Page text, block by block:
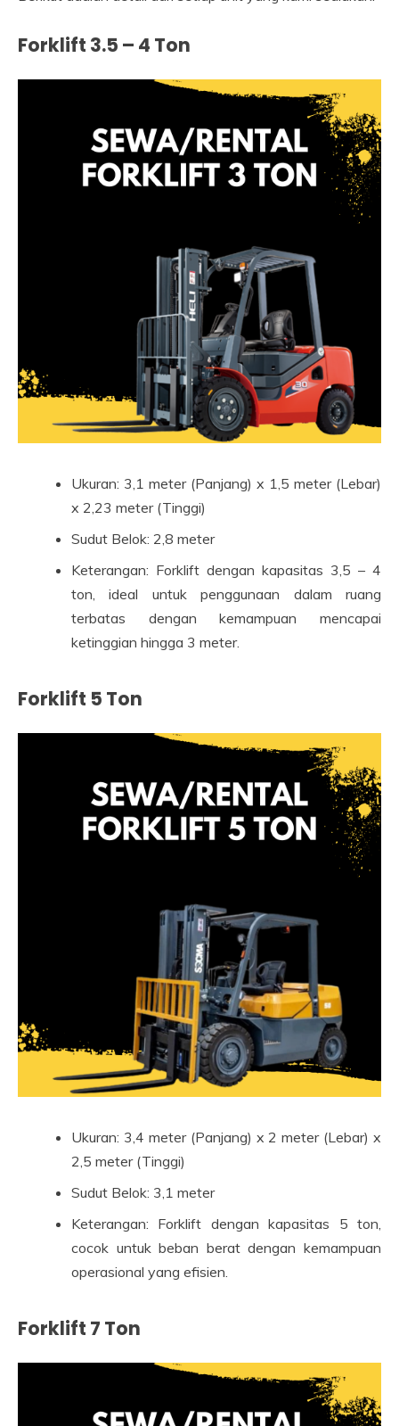
Forklift 3.5 – 4 Ton
Ukuran: 3,1 meter (Panjang) x 1,5 meter (Lebar)
x 2,23 meter (Tinggi)
Sudut Belok: 2,8 meter
Keterangan: Forklift dengan kapasitas 3,5 – 4
ton, ideal untuk penggunaan dalam ruang
terbatas dengan kemampuan mencapai
ketinggian hingga 3 meter.
Forklift 5 Ton
Ukuran: 3,4 meter (Panjang) x 2 meter (Lebar) x
2,5 meter (Tinggi)
Sudut Belok: 3,1 meter
Keterangan: Forklift dengan kapasitas 5 ton,
cocok untuk beban berat dengan kemampuan
operasional yang efisien.
Forklift 7 Ton